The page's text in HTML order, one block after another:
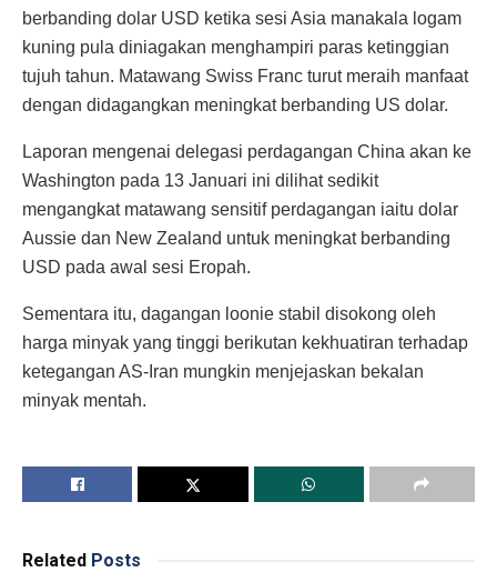
berbanding dolar USD ketika sesi Asia manakala logam
kuning pula diniagakan menghampiri paras ketinggian
tujuh tahun. Matawang Swiss Franc turut meraih manfaat
dengan didagangkan meningkat berbanding US dolar.
Laporan mengenai delegasi perdagangan China akan ke
Washington pada 13 Januari ini dilihat sedikit
mengangkat matawang sensitif perdagangan iaitu dolar
Aussie dan New Zealand untuk meningkat berbanding
USD pada awal sesi Eropah.
Sementara itu, dagangan loonie stabil disokong oleh
harga minyak yang tinggi berikutan kekhuatiran terhadap
ketegangan AS-Iran mungkin menjejaskan bekalan
minyak mentah.
Related Posts